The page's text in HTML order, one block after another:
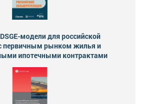
модели для российской
первичным рынком жилья и
ипотечными контрактами